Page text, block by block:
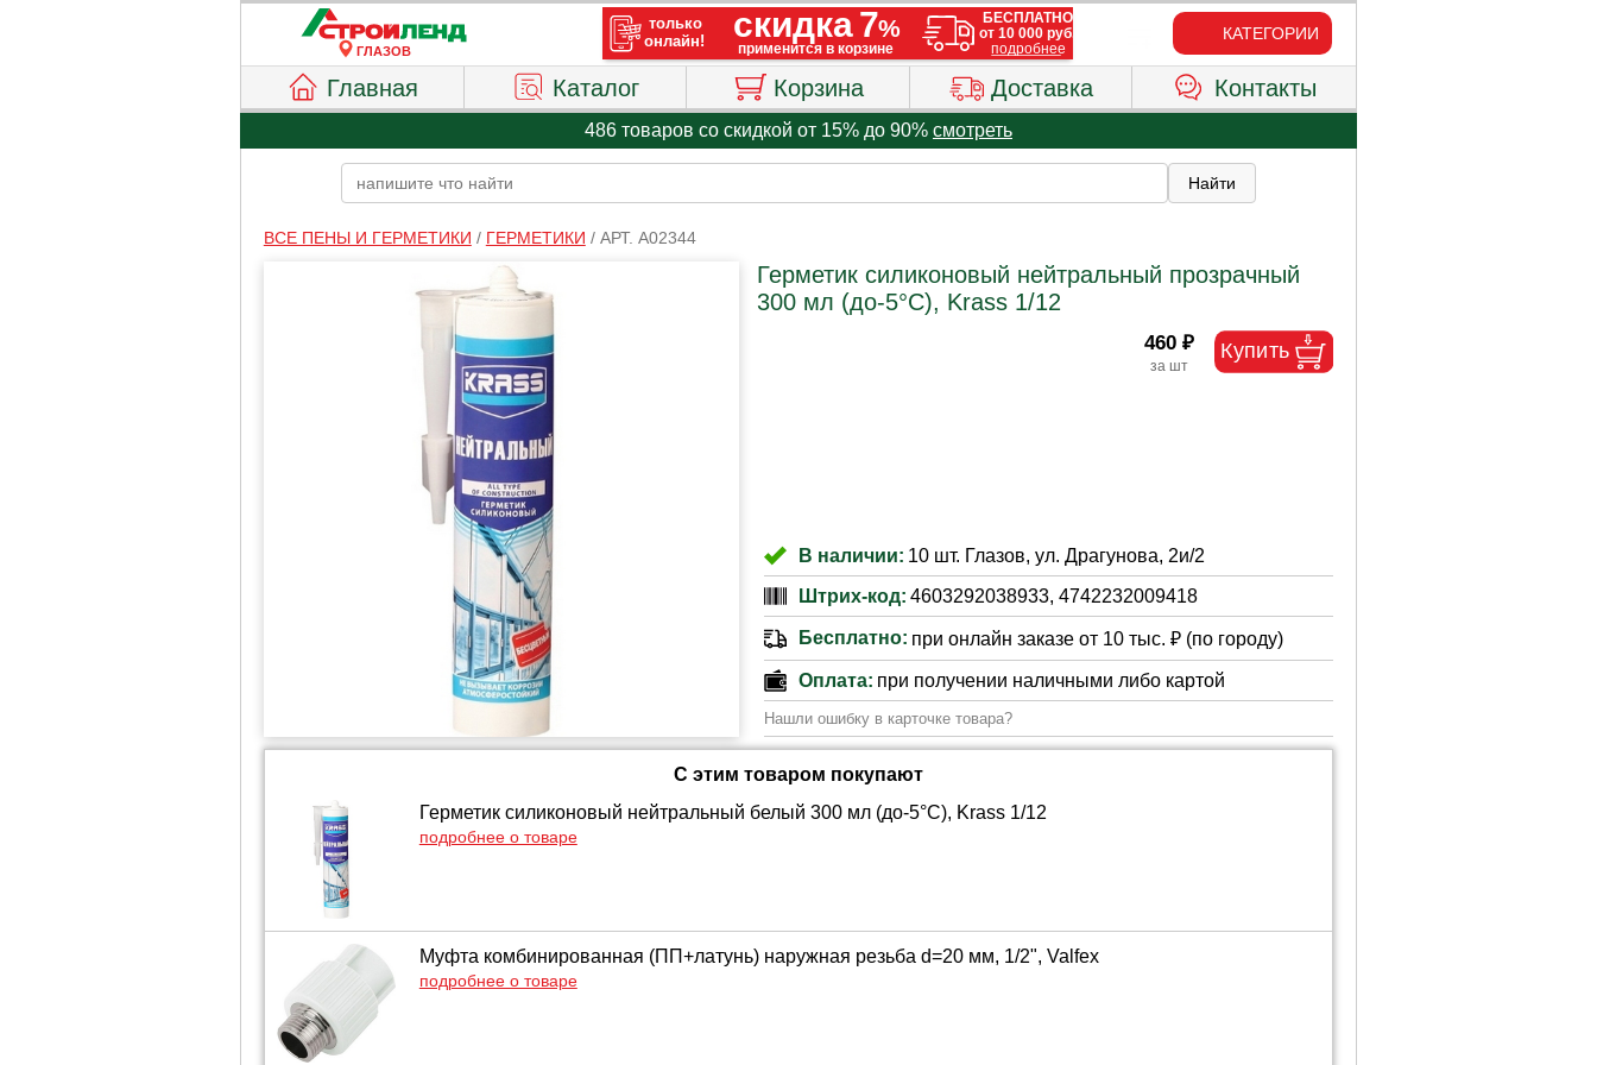
ГЛАЗОВ
КАТЕГОРИИ
Главная Каталог Корзина Доставка Контакты
486 товаров со скидкой от 15% до 90% смотреть
ВСЕ ПЕНЫ И ГЕРМЕТИКИ / ГЕРМЕТИКИ / АРТ. A02344
Герметик силиконовый нейтральный прозрачный
300 мл (до-5°C), Krass 1/12
460 ₽
В наличии: 10 шт. Глазов, ул. Драгунова, 2и/2
Штрих-код: 4603292038933, 4742232009418
Бесплатно: при онлайн заказе от 10 тыс. ₽ (по городу)
Оплата: при получении наличными либо картой
Нашли ошибку в карточке товара?
С этим товаром покупают
Герметик силиконовый нейтральный белый 300 мл (до-5°C), Krass 1/12
подробнее о товаре
Муфта комбинированная (ПП+латунь) наружная резьба d=20 мм, 1/2", Valfex
подробнее о товаре